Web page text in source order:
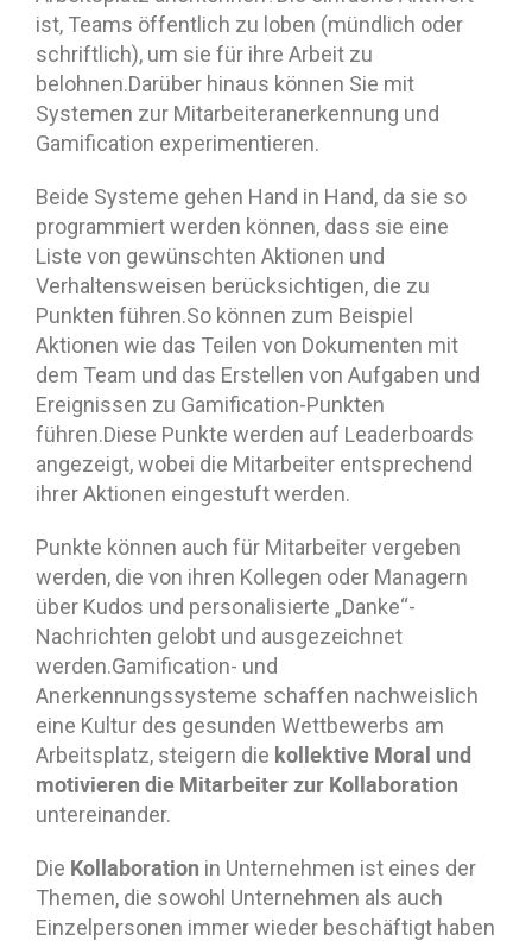
ist, Teams öffentlich zu loben (mündlich oder
schriftlich), um sie für ihre Arbeit zu
belohnen.Darüber hinaus können Sie mit
Systemen zur Mitarbeiteranerkennung und
Gamification experimentieren.
Beide Systeme gehen Hand in Hand, da sie so
programmiert werden können, dass sie eine
Liste von gewünschten Aktionen und
Verhaltensweisen berücksichtigen, die zu
Punkten führen.So können zum Beispiel
Aktionen wie das Teilen von Dokumenten mit
dem Team und das Erstellen von Aufgaben und
Ereignissen zu Gamification-Punkten
führen.Diese Punkte werden auf Leaderboards
angezeigt, wobei die Mitarbeiter entsprechend
ihrer Aktionen eingestuft werden.
Punkte können auch für Mitarbeiter vergeben
werden, die von ihren Kollegen oder Managern
über Kudos und personalisierte „Danke“-
Nachrichten gelobt und ausgezeichnet
werden.Gamification- und
Anerkennungssysteme schaffen nachweislich
eine Kultur des gesunden Wettbewerbs am
Arbeitsplatz, steigern die kollektive Moral und
motivieren die Mitarbeiter zur Kollaboration
untereinander.
Die Kollaboration in Unternehmen ist eines der
Themen, die sowohl Unternehmen als auch
Einzelpersonen immer wieder beschäftigt haben